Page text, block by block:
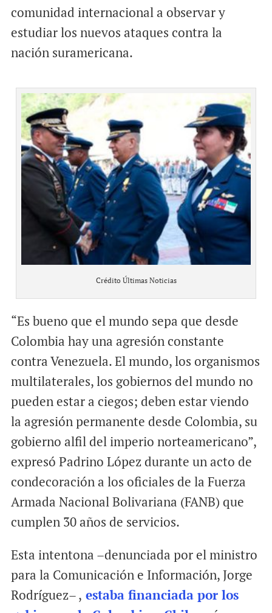
comunidad internacional a observar y
estudiar los nuevos ataques contra la
nación suramericana.
Crédito Últimas Noticias
“Es bueno que el mundo sepa que desde
Colombia hay una agresión constante
contra Venezuela. El mundo, los organismos
multilaterales, los gobiernos del mundo no
pueden estar a ciegos; deben estar viendo
la agresión permanente desde Colombia, su
gobierno alfil del imperio norteamericano”,
expresó Padrino López durante un acto de
condecoración a los oficiales de la Fuerza
Armada Nacional Bolivariana (FANB) que
cumplen 30 años de servicios.
Esta intentona –denunciada por el ministro
para la Comunicación e Información, Jorge
Rodríguez– , estaba financiada por los